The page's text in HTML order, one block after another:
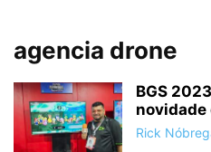
agencia drone
BGS
novidade
Rick